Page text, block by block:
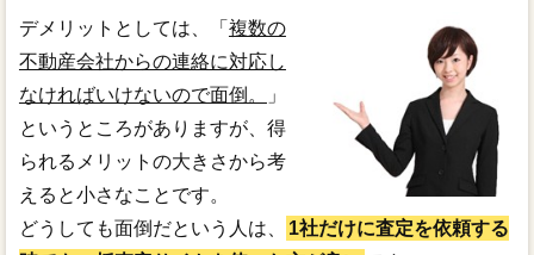
デメリットとしては、「 複数の
不動産会社からの連絡に対応し
なければいけないので面倒。
」
というところがありますが、得
られるメリットの大きさから考
えると小さなことです。
どうしても面倒だという人は、
1社だけに査定を依頼する